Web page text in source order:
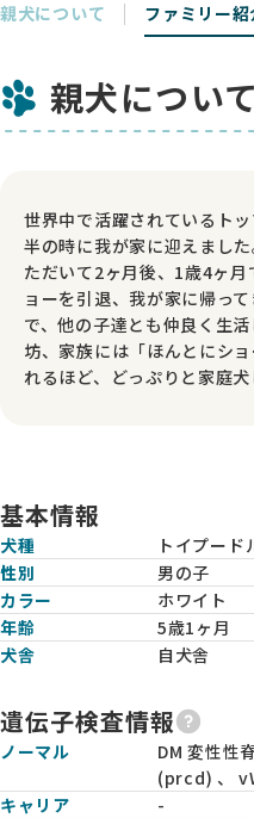
親犬について ファミリー紹
親犬について
世界中で活躍されているト
半の時に我が家に迎えまし
ただいて2ヶ月後、1歳4ヶ
ョーを引退、我が家に帰っ
で、他の子達とも仲良く生
坊、家族には「ほんとにシ
れるほど、どっぷりと家庭犬
基本情報
犬種
トイプード
性別
男の子
カラー
ホワイト
年齢
5歳1ヶ月
犬舎
自犬舎
遺伝子検査情報
ノーマル
DM 変性性
(prcd) 、
キャリア
-